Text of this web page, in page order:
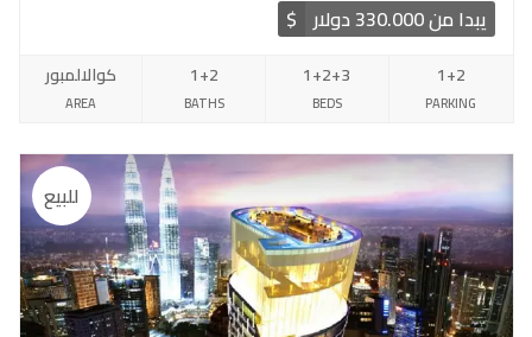
يبدا من 330.000 دولار $
كوالالمبور
AREA
1+2
BATHS
1+2+3
BEDS
1+2
PARKING
للبيع